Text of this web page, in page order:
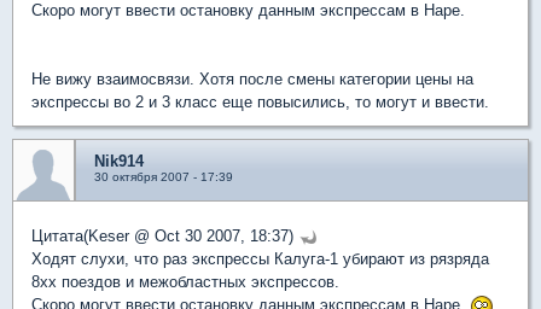
Скоро могут ввести остановку данным экспрессам в Наре.
Не вижу взаимосвязи. Хотя после смены категории цены на
экспрессы во 2 и 3 класс еще повысились, то могут и ввести.
Nik914
30 октября 2007 - 17:39
Цитата(Keser @ Oct 30 2007, 18:37)
Ходят слухи, что раз экспрессы Калуга-1 убирают из рязряда
8xx поездов и межобластных экспрессов.
Скоро могут ввести остановку данным экспрессам в Наре.